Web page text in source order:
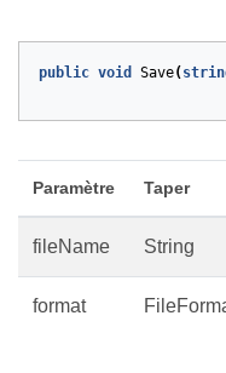
public void Save(
Paramètre Taper
fileName String
format